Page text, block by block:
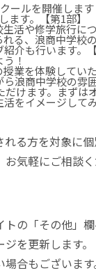
ールを開催します
す。【第1部】
活や修学旅行に
る、浪商中学校
介も行います。【
！
業を体験していた
浪商中学校の雰
けます。まずは
をイメージして
る方を対象に個
気軽にご相談く
の「その他」
を更新します。
合もございます